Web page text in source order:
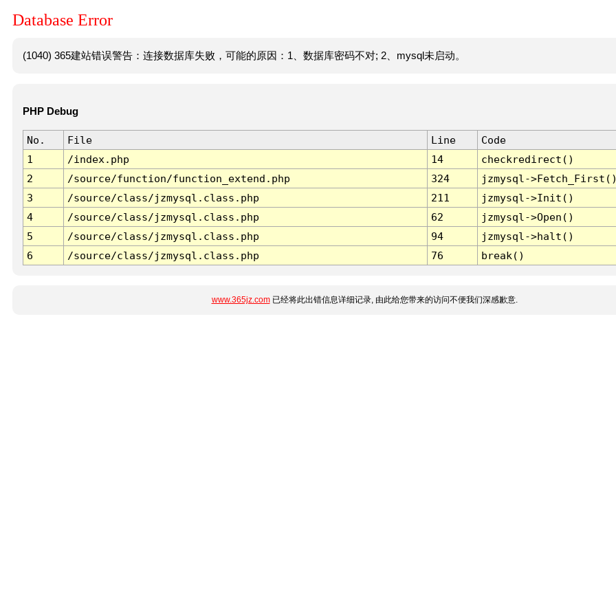
Database Error
(1040) 365建站错误警告：连接数据库失败，可能的原因：1、数据库密码不对; 2、mysql未启动。
PHP Debug
No. File Line
Code
1
/index.php 14
checkredirect()
2
/source/function/function_extend.php 324
jzmysql-
3
/source/class/jzmysql.class.php 211
jzmysql->Init()
4
/source/class/jzmysql.class.php 62
jzmysql->Open()
5
/source/class/jzmysql.class.php 94
jzmysql->halt()
6
/source/class/jzmysql.class.php 76 break()
www.365jz.com已经将此出错信息详细记录, 由此给您带来的访问不便我们深感歉意.